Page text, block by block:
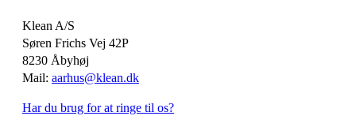
Klean A/S
Søren Frichs Vej 42P
8230 Åbyhøj
Mail: aarhus@klean.dk
Har du brug for at ringe til os?